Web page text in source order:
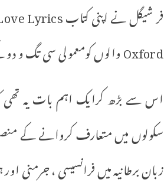
Oxford والوں کومعمولی سی تگ و دو کے بعد راضی کر ہی لیا۔
اس سے بڑھ کرایک اہم بات یہ تھی
سکولوں میں متعارف کروانے کے
زبان برطانیہ میں فرانسیسی ،